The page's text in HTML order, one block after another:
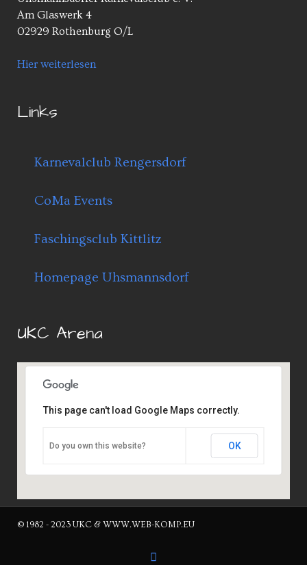
Am Glaswerk 4
02929 Rothenburg O/L
Hier weiterlesen
Links
Karnevalclub Rengersdorf
CoMa Events
Faschingsclub Kittlitz
Homepage Uhsmannsdorf
UKC Arena
This page can't load Google Maps correctly.
Do you own this website? OK
© 1982 - 2023 UKC & WWW.WEB-KOMP.EU